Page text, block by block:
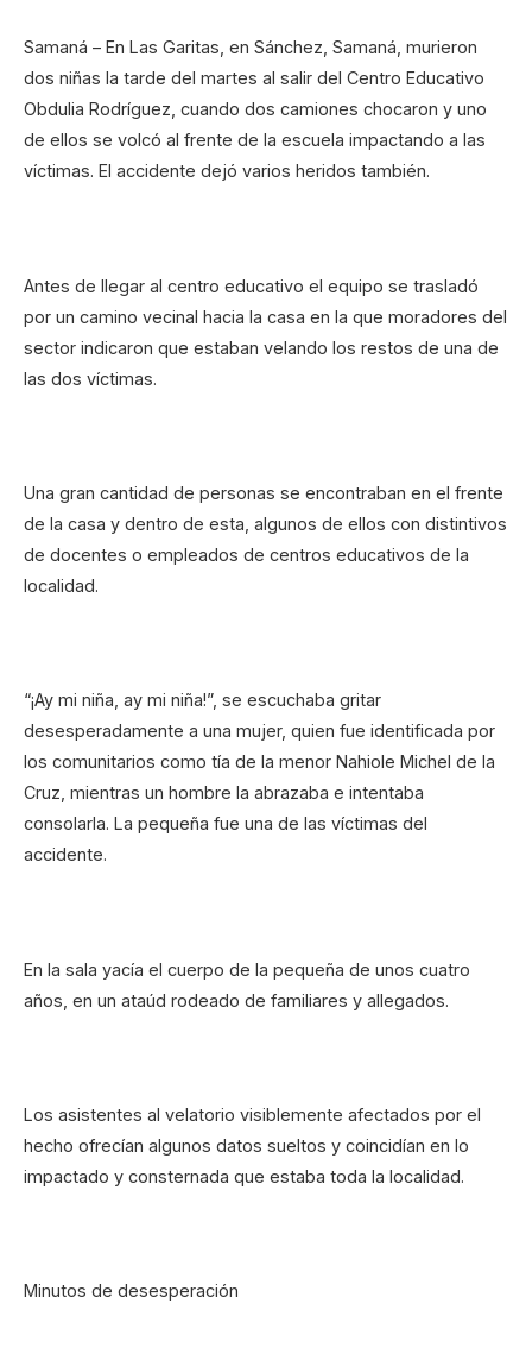
Samaná – En Las Garitas, en Sánchez, Samaná, murieron
dos niñas la tarde del martes al salir del Centro Educativo
Obdulia Rodríguez, cuando dos camiones chocaron y uno
de ellos se volcó al frente de la escuela impactando a las
víctimas. El accidente dejó varios heridos también.
Antes de llegar al centro educativo el equipo se trasladó
por un camino vecinal hacia la casa en la que moradores del
sector indicaron que estaban velando los restos de una de
las dos víctimas.
Una gran cantidad de personas se encontraban en el frente
de la casa y dentro de esta, algunos de ellos con distintivos
de docentes o empleados de centros educativos de la
localidad.
“¡Ay mi niña, ay mi niña!”, se escuchaba gritar
desesperadamente a una mujer, quien fue identificada por
los comunitarios como tía de la menor Nahiole Michel de la
Cruz, mientras un hombre la abrazaba e intentaba
consolarla. La pequeña fue una de las víctimas del
accidente.
En la sala yacía el cuerpo de la pequeña de unos cuatro
años, en un ataúd rodeado de familiares y allegados.
Los asistentes al velatorio visiblemente afectados por el
hecho ofrecían algunos datos sueltos y coincidían en lo
impactado y consternada que estaba toda la localidad.
Minutos de desesperación